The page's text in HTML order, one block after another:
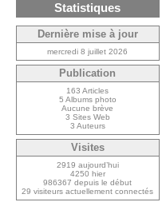
Statistiques
Dernière mise à jour
mercredi 8 juillet 2026
Publication
163 Articles
5 Albums photo
Aucune brève
3 Sites Web
3 Auteurs
Visites
2919 aujourd’hui
4250 hier
986367 depuis le début
29 visiteurs actuellement connectés